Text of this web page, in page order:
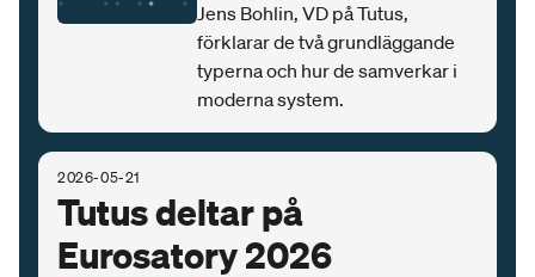
Jens Bohlin, VD på Tutus,
förklarar de två grundläggande
typerna och hur de samverkar i
moderna system.
2026-05-21
Tutus deltar på
Eurosatory 2026